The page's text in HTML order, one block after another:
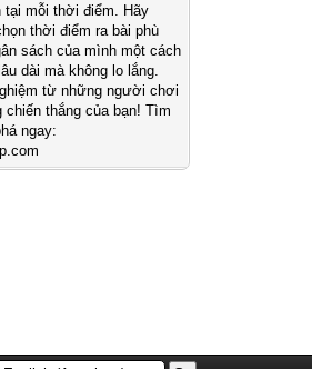
tại mỗi thời điểm. Hãy
thời điểm ra bài phù
sách của mình một cách
dài mà không lo lắng.
từ những người chơi
chiến thắng của bạn! Tìm
ngay: